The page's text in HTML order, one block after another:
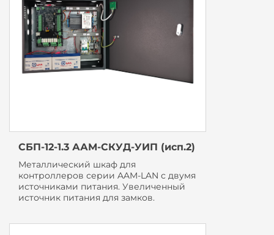
СБП-12-1.3 ААМ-СКУД-УИП (исп.2)
Металлический шкаф для
контроллеров серии AAM-LAN с двумя
источниками питания. Увеличенный
источник питания для замков.